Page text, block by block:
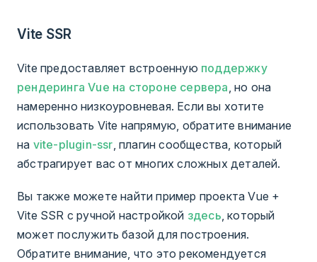
Vite SSR
Vite предоставляет встроенную поддержку
рендеринга Vue на стороне сервера, но она
намеренно низкоуровневая. Если вы хотите
использовать Vite напрямую, обратите внимание
на vite-plugin-ssr, плагин сообщества, который
абстрагирует вас от многих сложных деталей.
Вы также можете найти пример проекта Vue +
Vite SSR с ручной настройкой здесь, который
может послужить базой для построения.
Обратите внимание, что это рекомендуется